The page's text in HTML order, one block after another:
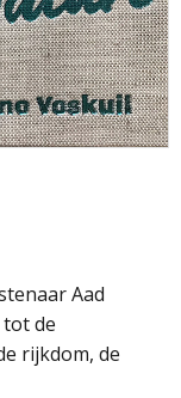
Aad
de
rijkdom, de